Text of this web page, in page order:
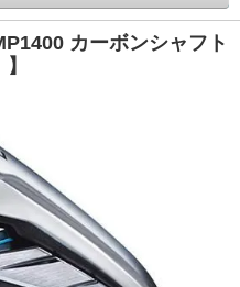
カーボンシャフト